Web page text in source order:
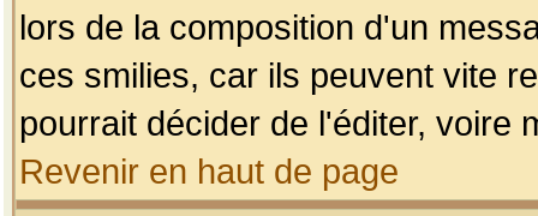
lors de la composition d'un
ces smilies, car ils peuvent vite
pourrait décider de l'éditer, voire
Revenir en haut de page